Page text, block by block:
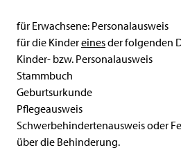
für Erwachsene: Personalausweis
für die Kindereinesder folgenden
Kinder- bzw. Personalausweis
Stammbuch
Geburtsurkunde
Pflegeausweis
Schwerbehindertenausweis oder
über die Behinderung.